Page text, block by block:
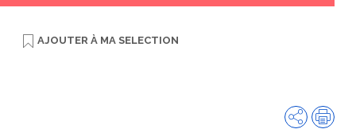
AJOUTER À MA SELECTION
Partager